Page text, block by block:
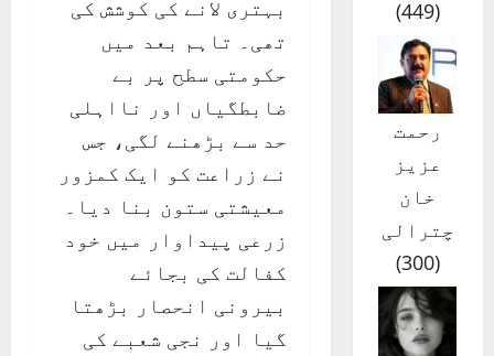
بہتری لانے کی کوشش کی
تھی۔ تاہم بعد میں
حکومتی سطح پر بے
ضابطگیاں اور نااہلی
حد سے بڑھنے لگی، جس
نے زراعت کو ایک کمزور
معیشتی ستون بنا دیا۔
زرعی پیداوار میں خود
کفالت کی بجائے
بیرونی انحصار بڑھتا
گیا اور نجی شعبے کی
(
449
)
رحمت
عزیز
خان
چترالی
(
300
)